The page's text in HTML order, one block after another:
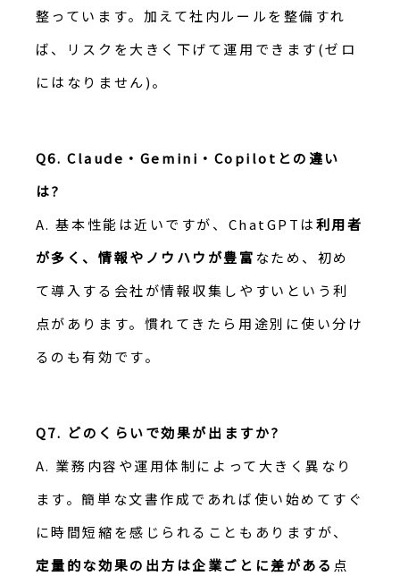
整っています。加えて社内ルールを整備すれ
ば、リスクを大きく下げて運用できます(ゼロ
にはなりません)。
Q6. Claude・Gemini・Copilotとの違い
は?
A. 基本性能は近いですが、ChatGPTは利用者
が多く、情報やノウハウが豊富 なため、初め
て導入する会社が情報収集しやすいという利
点があります。慣れてきたら用途別に使い分け
るのも有効です。
Q7. どのくらいで効果が出ますか?
A. 業務内容や運用体制によって大きく異なり
ます。簡単な文書作成であれば使い始めてすぐ
に時間短縮を感じられることもありますが、
定量的な効果の出方は企業ごとに差がある 点